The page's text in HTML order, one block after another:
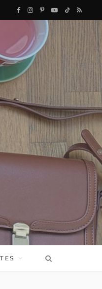
F
c
o
k
I
s
g
a
P
r
Y
b
e
T
k
R